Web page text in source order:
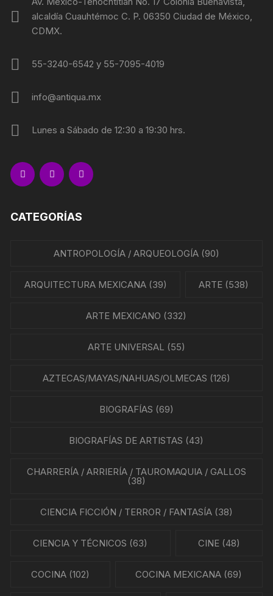
alcaldía Cuauhtémoc C. P. 06350 Ciudad de México,
CDMX.
55-3240-6542 y 55-7095-4019
info@antiqua.mx
Lunes a Sábado de 12:30 a 19:30 hrs.
CATEGORÍAS
ANTROPOLOGÍA / ARQUEOLOGÍA(90)
ARQUITECTURA MEXICANA(39) ARTE (538)
ARTE MEXICANO (332)
ARTE UNIVERSAL (55)
AZTECAS/MAYAS/NAHUAS/OLMECAS (126)
BIOGRAFÍAS (69)
BIOGRAFÍAS DE ARTISTAS (43)
CHARRERÍA / ARRIERÍA / TAUROMAQUIA / GALLOS
(38)
CIENCIA FICCIÓN / TERROR / FANTASÍA(38)
CIENCIA Y TÉCNICOS (63) CINE(48)
COCINA(102) COCINA MEXICANA (69)